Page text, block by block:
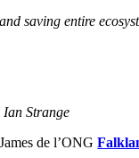
saving entire
Strange
de l’ONG